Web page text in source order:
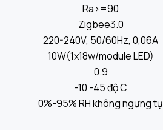
Ra>=90
Zigbee3.0
220-240V, 50/60Hz, 0,06A
10W(1x18w/module LED)
0.9
-10 -45 độ C
0%-95% RH không ngưng tụ